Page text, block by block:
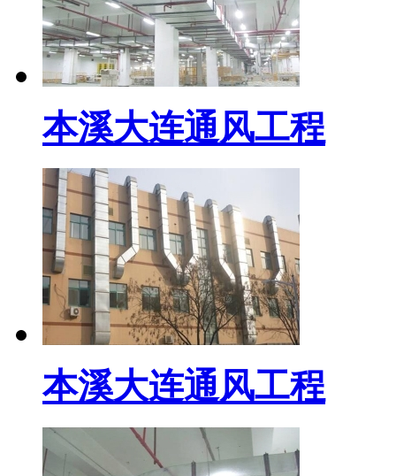
本溪大连通风工程
本溪大连通风工程